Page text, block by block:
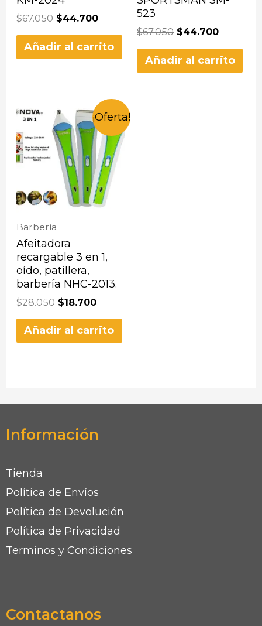
$67.050 $44.700
Añadir al carrito
523
$67.050 $44.700
Añadir al carrito
¡Oferta!
Barbería
Afeitadora
recargable 3 en 1,
oído, patillera,
barbería NHC-2013.
$28.050 $18.700
Añadir al carrito
Información
Tienda
Política de Envíos
Política de Devolución
Política de Privacidad
Terminos y Condiciones
Contactanos